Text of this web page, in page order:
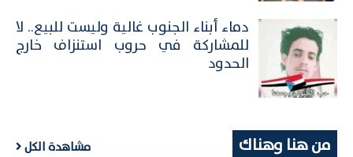
​دماء أبناء الجنوب غالية وليست للبيع.. لا
للمشاركة في حروب استنزاف خارج
الحدود
من هنا وهناك مشاهدة الكل